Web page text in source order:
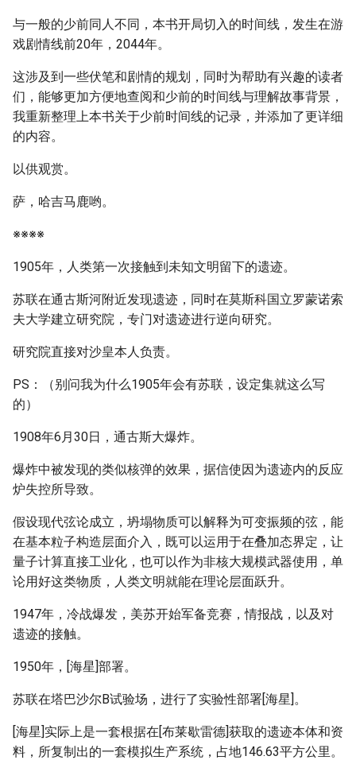
与一般的少前同人不同，本书开局切入的时间线，发生在游
戏剧情线前20年，2044年。
这涉及到一些伏笔和剧情的规划，同时为帮助有兴趣的读者
们，能够更加方便地查阅和少前的时间线与理解故事背景，
我重新整理上本书关于少前时间线的记录，并添加了更详细
的内容。
以供观赏。
萨，哈吉马鹿哟。
※※※※
1905年，人类第一次接触到未知文明留下的遗迹。
苏联在通古斯河附近发现遗迹，同时在莫斯科国立罗蒙诺索
夫大学建立研究院，专门对遗迹进行逆向研究。
研究院直接对沙皇本人负责。
PS：（别问我为什么1905年会有苏联，设定集就这么写
的）
1908年6月30日，通古斯大爆炸。
爆炸中被发现的类似核弹的效果，据信使因为遗迹内的反应
炉失控所导致。
假设现代弦论成立，坍塌物质可以解释为可变振频的弦，能
在基本粒子构造层面介入，既可以运用于在叠加态界定，让
量子计算直接工业化，也可以作为非核大规模武器使用，单
论用好这类物质，人类文明就能在理论层面跃升。
1947年，冷战爆发，美苏开始军备竞赛，情报战，以及对
遗迹的接触。
1950年，[海星]部署。
苏联在塔巴沙尔B试验场，进行了实验性部署[海星]。
[海星]实际上是一套根据在[布莱歇雷德]获取的遗迹本体和资
料，所复制出的一套模拟生产系统，占地146.63平方公里。